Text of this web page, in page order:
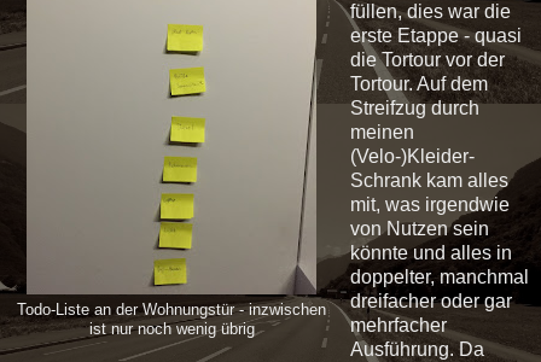
Todo-Liste an der Wohnungstür - inzwischen
ist nur noch wenig übrig
füllen, dies war die
erste Etappe - quasi
die Tortour vor der
Tortour. Auf dem
Streifzug durch
meinen
(Velo-)Kleider-
Schrank kam alles
mit, was irgendwie
von Nutzen sein
könnte und alles in
doppelter, manchmal
dreifacher oder gar
mehrfacher
Ausführung. Da